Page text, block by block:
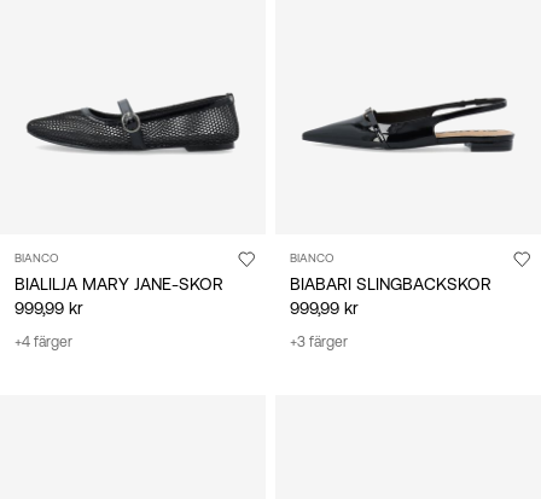
BIANCO
BIALILJA MARY JANE-SKOR
999,99 kr
+4 färger
BIANCO
BIABARI SLINGBACKSKOR
999,99 kr
+3 färger